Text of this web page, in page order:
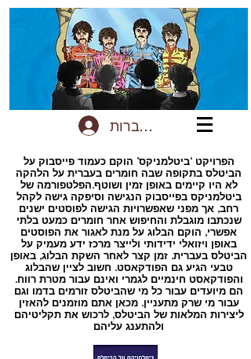
להתחברות
הפרויקט ‘ביטלמניקס’ הוקם כעמוד פייסבוק על
הביטלס בתקופה שבה חומרים בעברית על הלהקה
לא היו קיימים באופן זמין ושוטף.הפלטפורמה של
ביטלמניקס בפייסבוק הנגישה וסיפקה גישה לקהל
רחב, אך מפני שאפשרויות הגישה לפוסטים ישנים
שנכתבו מוגבלת והחיפוש אחר חומרים כמעט בלתי
אפשרי, הוקם הבלוג על מנת לאגור את הפוסטים
באופן ויזואלי ידידותי ולייצר מרכז ידע מעמיק על
הביטלס בעברית. זמן קצר לאחר השקת הבלוג, באופן
טבעי הגיע גם הפודקאסט. חשוב לציין שהבלוג
והפודקאסט חינמיים לגמרי ואינם עבור מטרת רווח.
הם מיועדים עבור כל מי שהביטלס זורמים בדמו וגם
עבור מי שרק מתעניין. מכאן אתם מוזמנים להאזין
ליצירות המלאות של הביטלס, לרכוש את תקליטיהם
ולהתענג עליהם